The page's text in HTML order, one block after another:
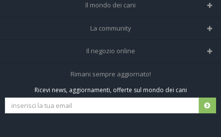
Il mondo dei cani
Tutte le razze
La community
Home
Tutti i cani iscritti
Il negozio online
Negozio per cani
Spedizioni e resi
Rimani sempre aggiornato!
Ricevi news, aggiornamenti, offerte sul mondo dei cani